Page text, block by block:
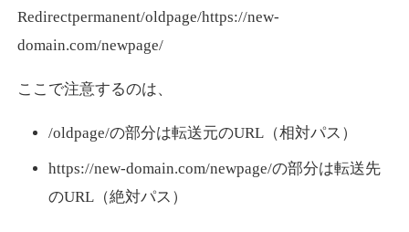
Redirectpermanent/oldpage/https://new-
domain.com/newpage/
ここで注意するのは、
/oldpage/の部分は転送元のURL（相対パス）
https://new-domain.com/newpage/の部分は転送先
のURL（絶対パス）